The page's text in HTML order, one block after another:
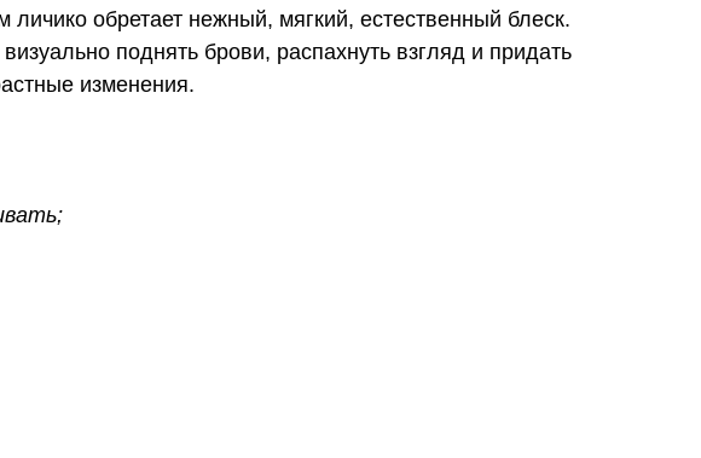
обретает нежный, мягкий, естественный блеск.
поднять брови, распахнуть взгляд и придать
изменения.